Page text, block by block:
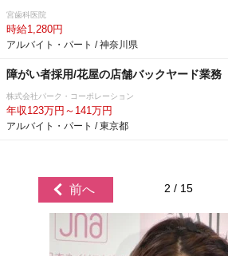
宮歯科医院
時給1,280円
アルバイト・パート / 神奈川県
障がい者採用/花屋の店舗バックヤード業務
株式会社パーク・コーポレーション
年収123万円～141万円
アルバイト・パート / 東京都
前へ 2 / 15